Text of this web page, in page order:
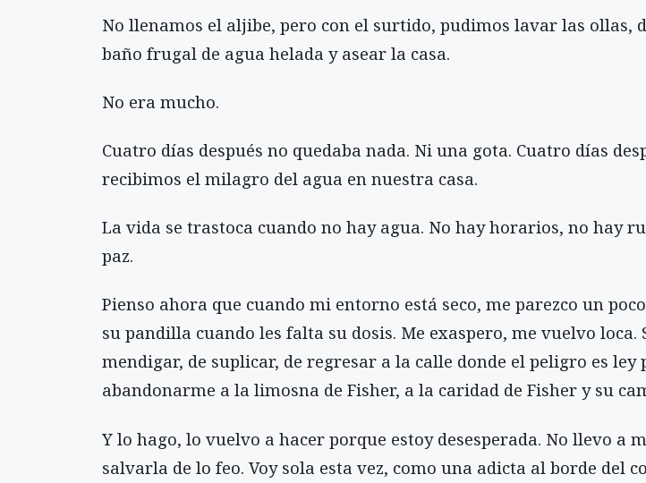
No llenamos el aljibe, pero con el surtido, pudimos lavar las ollas,
baño frugal de agua helada y asear la casa.
No era mucho.
Cuatro días después no quedaba nada. Ni una gota. Cuatro días
recibimos el milagro del agua en nuestra casa.
La vida se trastoca cuando no hay agua. No hay horarios, no hay
paz.
Pienso ahora que cuando mi entorno está seco, me parezco un
su pandilla cuando les falta su dosis. Me exaspero, me vuelvo loca.
mendigar, de suplicar, de regresar a la calle donde el peligro es ley
abandonarme a la limosna de Fisher, a la caridad de Fisher y su
Y lo hago, lo vuelvo a hacer porque estoy desesperada. No llevo a
salvarla de lo feo. Voy sola esta vez, como una adicta al borde del